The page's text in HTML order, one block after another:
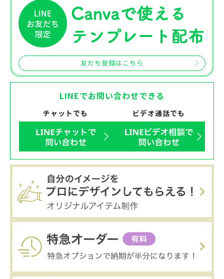
友だち登録はこちら
LINEでお問い合わせできる
チャットでも ビデオ通話でも